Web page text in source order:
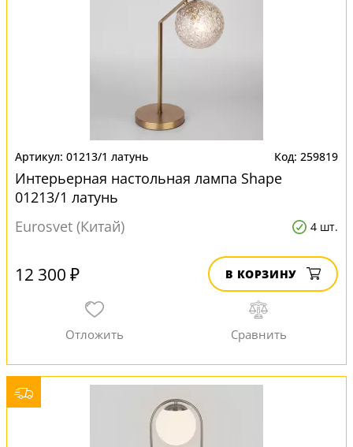
01213/1 латунь 259819
Интерьерная настольная лампа Shape
01213/1 латунь
Eurosvet (Китай)
4 шт.
12 300 ₽ В КОРЗИНУ